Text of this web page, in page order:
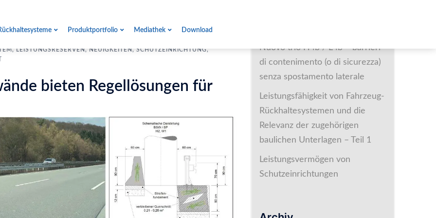
Produktportfolio Mediathek Download
,LEISTUNGSRESERVEN,NEUIGKEITEN,SCHUTZEINRICHTUNG,
bieten Regellösungen für
Nuovo trio H4b / L4b – barrieri
di contenimento (o di sicurezza)
senza spostamento laterale
Leistungsfähigkeit von Fahrzeug-
Rückhaltesystemen und die
Relevanz der zugehörigen
baulichen Unterlagen – Teil 1
Leistungsvermögen von
Schutzeinrichtungen